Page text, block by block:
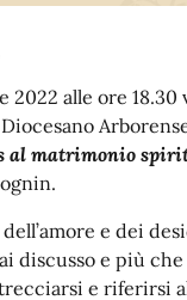
2022 alle ore
al matrimonio
dell’amore e dei
discusso e più
e riferirsi